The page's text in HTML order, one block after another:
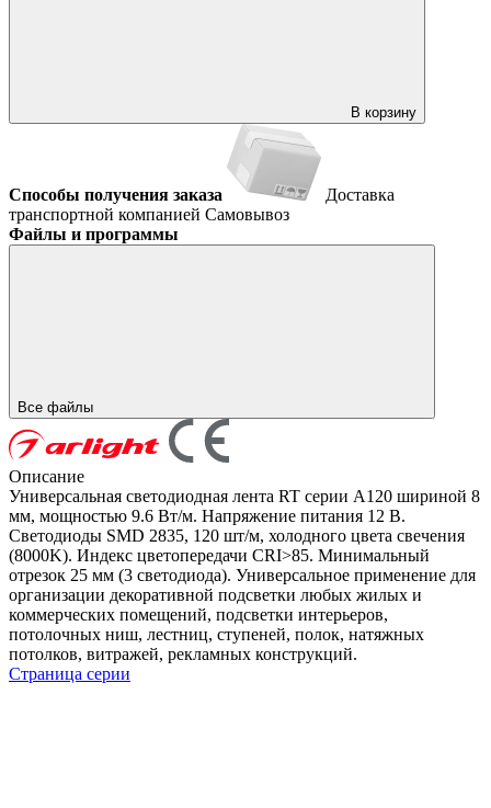
В корзину
Способы получения заказа
Доставка
транспортной компанией Самовывоз
Файлы и программы
Все файлы
Описание
Универсальная светодиодная лента RT серии A120 шириной 8
мм, мощностью 9.6 Вт/м. Напряжение питания 12 В.
Светодиоды SMD 2835, 120 шт/м, холодного цвета свечения
(8000K). Индекс цветопередачи CRI>85. Минимальный
отрезок 25 мм (3 светодиода). Универсальное применение для
организации декоративной подсветки любых жилых и
коммерческих помещений, подсветки интерьеров,
потолочных ниш, лестниц, ступеней, полок, натяжных
потолков, витражей, рекламных конструкций.
Страница серии